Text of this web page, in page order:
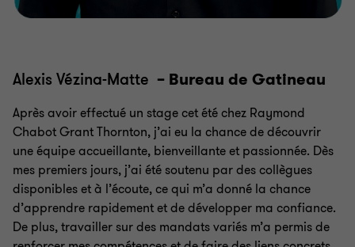
Alexis Vézina-Matte – Bureau de Gatineau
Après avoir effectué un stage cet été chez Raymond
Chabot Grant Thornton, j’ai eu la chance de découvrir
une équipe accueillante, bienveillante et passionnée. Dès
mes premiers jours, j’ai été soutenu par des collègues
disponibles et à l’écoute, ce qui m’a donné la chance
d’apprendre rapidement et de développer ma confiance.
De plus, travailler sur des mandats variés m’a permis de